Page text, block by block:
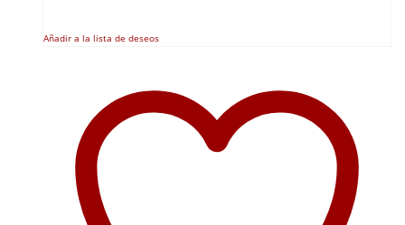
Añadir a la lista de deseos